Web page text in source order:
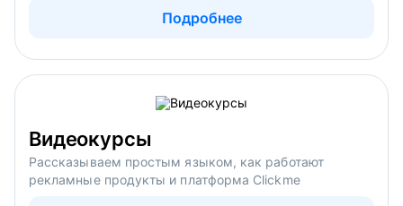
Подробнее
Видеокурсы
Рассказываем простым языком, как работают
рекламные продукты и платформа Clickme